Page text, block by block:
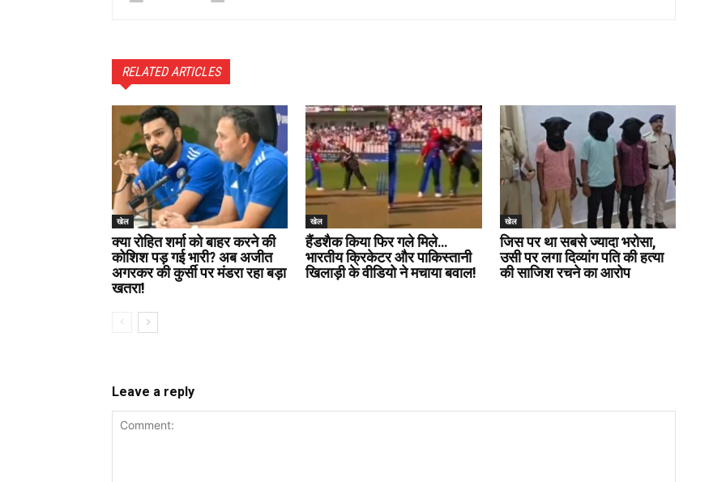
RELATED ARTICLES
खेल
क्या रोहित शर्मा को बाहर करने की
कोशिश पड़ गई भारी? अब अजीत
अगरकर की कुर्सी पर मंडरा रहा बड़ा
खतरा!
खेल
हैंडशैक किया फिर गले मिले…
भारतीय क्रिकेटर और पाकिस्तानी
खिलाड़ी के वीडियो ने मचाया बवाल!
खेल
जिस पर था सबसे ज्यादा भरोसा,
उसी पर लगा दिव्यांग पति की हत्या
की साजिश रचने का आरोप
Leave a reply